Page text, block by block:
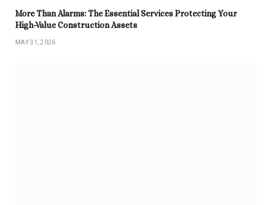
More Than Alarms: The Essential Services Protecting Your
High-Value Construction Assets
MAY 31, 2026